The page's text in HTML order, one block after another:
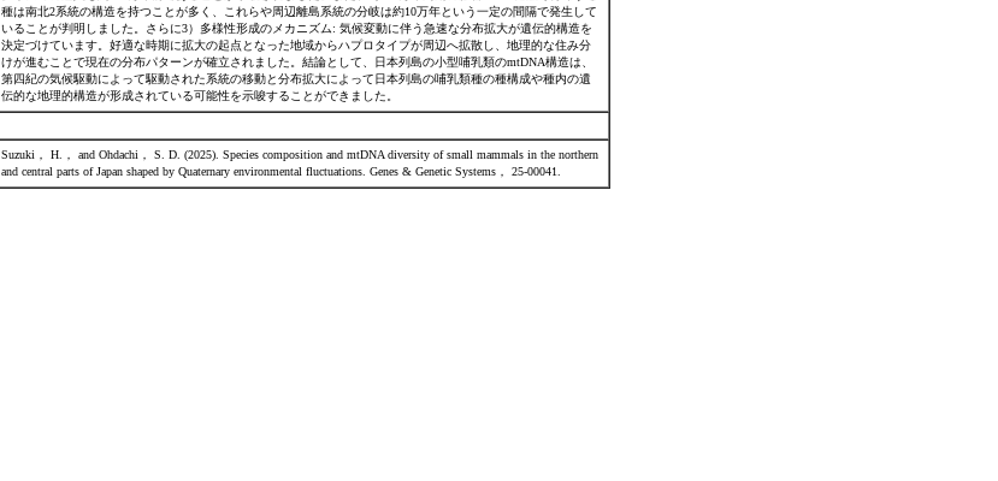
種は南北2系統の構造を持つことが多く、これらや周辺離島系統の分岐は約10万年という一定の間隔で発生して
いることが判明しました。さらに3）多様性形成のメカニズム: 気候変動に伴う急速な分布拡大が遺伝的構造を
決定づけています。好適な時期に拡大の起点となった地域からハプロタイプが周辺へ拡散し、地理的な住み分
けが進むことで現在の分布パターンが確立されました。結論として、日本列島の小型哺乳類のmtDNA構造は、
第四紀の気候駆動によって駆動された系統の移動と分布拡大によって日本列島の哺乳類種の種構成や種内の遺
伝的な地理的構造が形成されている可能性を示唆することができました。
Suzuki， H.， and Ohdachi， S. D. (2025). Species composition and mtDNA diversity of small mammals in the northern
and central parts of Japan shaped by Quaternary environmental fluctuations. Genes & Genetic Systems， 25-00041.